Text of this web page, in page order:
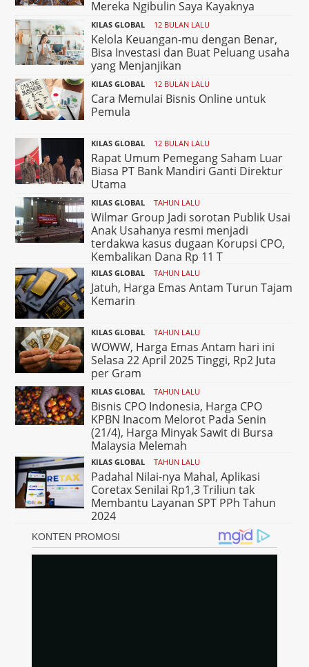
Mereka Ngibulin Saya Kayaknya
KILAS GLOBAL 12 BULAN LALU
Kelola Keuangan-mu dengan Benar,
Bisa Investasi dan Buat Peluang usaha
yang Menjanjikan
KILAS GLOBAL 12 BULAN LALU
Cara Memulai Bisnis Online untuk
Pemula
KILAS GLOBAL 12 BULAN LALU
Rapat Umum Pemegang Saham Luar
Biasa PT Bank Mandiri Ganti Direktur
Utama
KILAS GLOBAL TAHUN LALU
Wilmar Group Jadi sorotan Publik Usai
Anak Usahanya resmi menjadi
terdakwa kasus dugaan Korupsi CPO,
Kembalikan Dana Rp 11 T
KILAS GLOBAL TAHUN LALU
Jatuh, Harga Emas Antam Turun Tajam
Kemarin
KILAS GLOBAL TAHUN LALU
WOWW, Harga Emas Antam hari ini
Selasa 22 April 2025 Tinggi, Rp2 Juta
per Gram
KILAS GLOBAL TAHUN LALU
Bisnis CPO Indonesia, Harga CPO
KPBN Inacom Melorot Pada Senin
(21/4), Harga Minyak Sawit di Bursa
Malaysia Melemah
KILAS GLOBAL TAHUN LALU
Padahal Nilai-nya Mahal, Aplikasi
Coretax Senilai Rp1,3 Triliun tak
Membantu Layanan SPT PPh Tahun
2024